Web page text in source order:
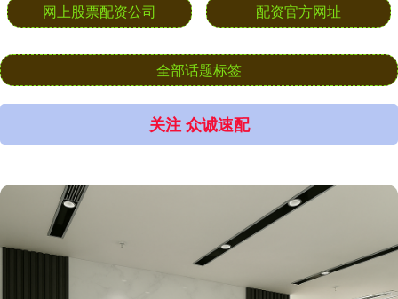
网上股票配资公司 配资官方网址
全部话题标签
关注 众诚速配